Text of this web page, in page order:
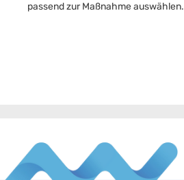
passend zur Maßnahme auswählen.